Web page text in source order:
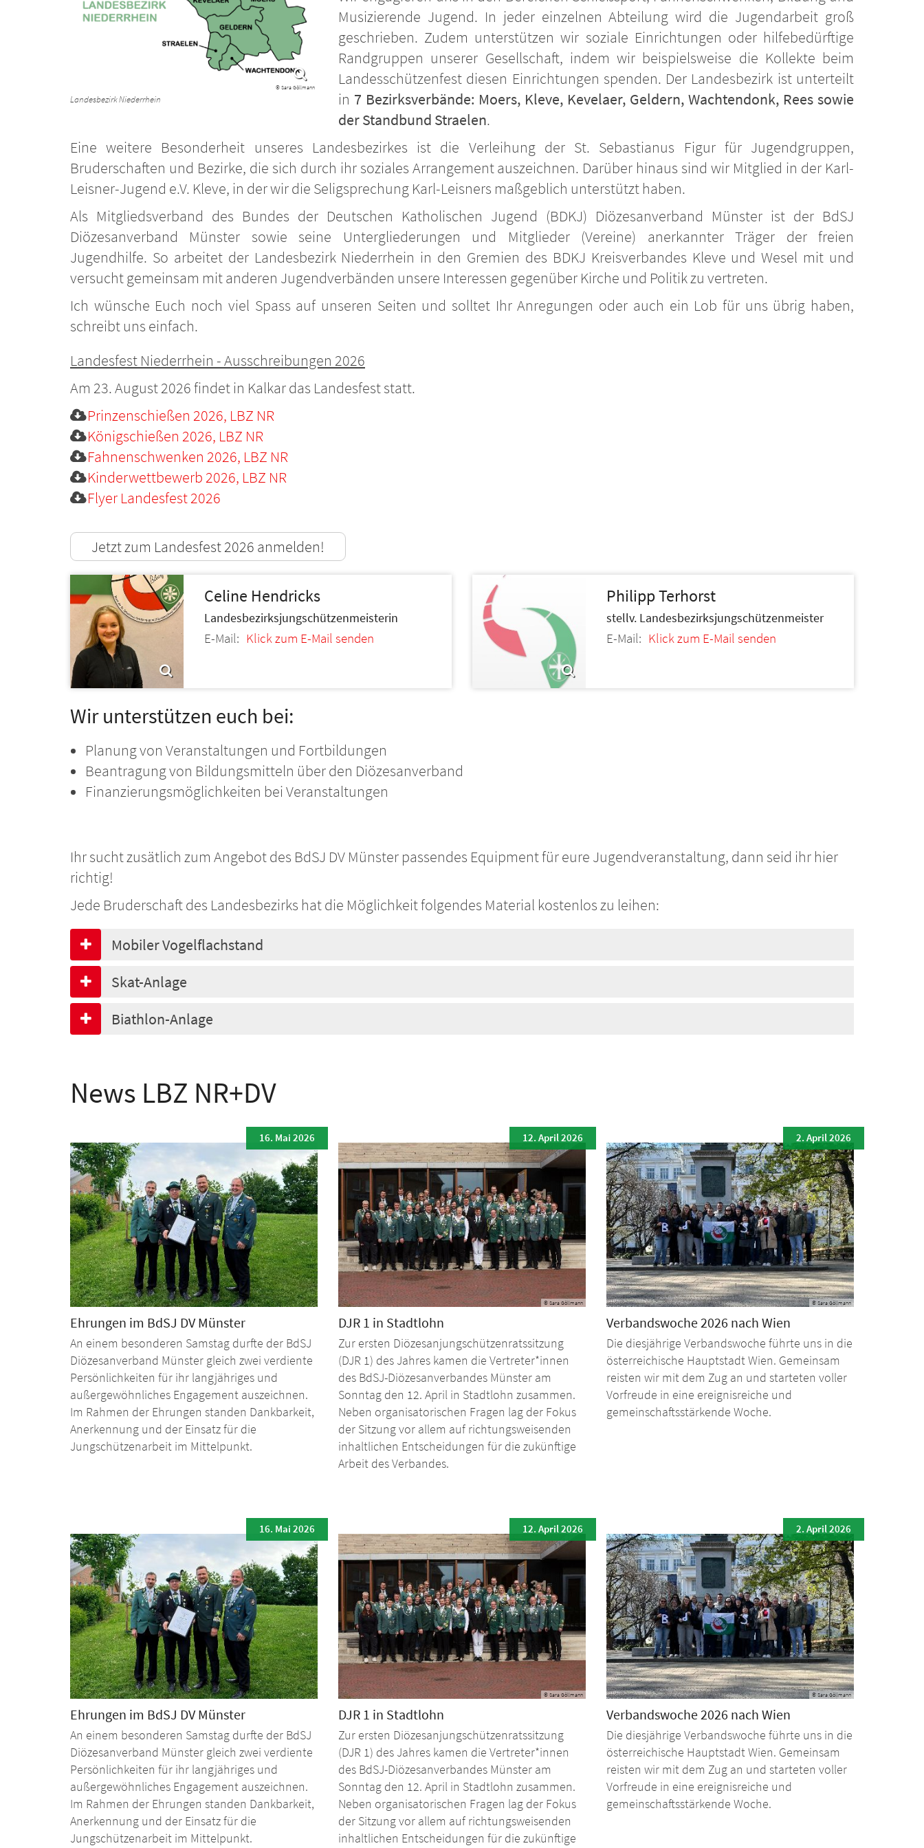
© Sara Göllmann
Landesbezirk Niederrhein
Musizierende Jugend. In jeder einzelnen Abteilung wird die Jugendarbeit groß
geschrieben. Zudem unterstützen wir soziale Einrichtungen oder hilfebedürftige
Randgruppen unserer Gesellschaft, indem wir beispielsweise die Kollekte beim
Landesschützenfest diesen Einrichtungen spenden. Der Landesbezirk ist unterteilt
in 7 Bezirksverbände: Moers, Kleve, Kevelaer, Geldern, Wachtendonk, Rees sowie
der Standbund Straelen.
Eine weitere Besonderheit unseres Landesbezirkes ist die Verleihung der St. Sebastianus Figur für Jugendgruppen,
Bruderschaften und Bezirke, die sich durch ihr soziales Arrangement auszeichnen. Darüber hinaus sind wir Mitglied in der Karl-
Leisner-Jugend e.V. Kleve, in der wir die Seligsprechung Karl-Leisners maßgeblich unterstützt haben.
Als Mitgliedsverband des Bundes der Deutschen Katholischen Jugend (BDKJ) Diözesanverband Münster ist der BdSJ
Diözesanverband Münster sowie seine Untergliederungen und Mitglieder (Vereine) anerkannter Träger der freien
Jugendhilfe. So arbeitet der Landesbezirk Niederrhein in den Gremien des BDKJ Kreisverbandes Kleve und Wesel mit und
versucht gemeinsam mit anderen Jugendverbänden unsere Interessen gegenüber Kirche und Politik zu vertreten.
Ich wünsche Euch noch viel Spass auf unseren Seiten und solltet Ihr Anregungen oder auch ein Lob für uns übrig haben,
schreibt uns einfach.
Landesfest Niederrhein - Ausschreibungen 2026
Am 23. August 2026 findet in Kalkar das Landesfest statt.
Prinzenschießen 2026, LBZ NR
Königschießen 2026, LBZ NR
Fahnenschwenken 2026, LBZ NR
Kinderwettbewerb 2026, LBZ NR
Flyer Landesfest 2026
Jetzt zum Landesfest 2026 anmelden!
Celine Hendricks
Landesbezirksjungschützenmeisterin
E-Mail: Klick zum E-Mail senden
PhilippTerhorst
stellv. Landesbezirksjungschützenmeister
E-Mail: Klick zum E-Mail senden
Wir unterstützen euch bei:
Planung von Veranstaltungen und Fortbildungen
Beantragung von Bildungsmitteln über den Diözesanverband
Finanzierungsmöglichkeiten bei Veranstaltungen
Ihr sucht zusätlich zum Angebot des BdSJ DV Münster passendes Equipment für eure Jugendveranstaltung, dann seid ihr hier
richtig!
Jede Bruderschaft des Landesbezirks hat die Möglichkeit folgendes Material kostenlos zu leihen:
Mobiler Vogelflachstand
Skat-Anlage
Biathlon-Anlage
News LBZ NR+DV
Ehrungen im BdSJ DV Münster
16. Mai 2026
An einem besonderen Samstag durfte der BdSJ
Diözesanverband Münster gleich zwei verdiente
Persönlichkeiten für ihr langjähriges und
außergewöhnliches Engagement auszeichnen.
Im Rahmen der Ehrungen standen Dankbarkeit,
Anerkennung und der Einsatz für die
Jungschützenarbeit im Mittelpunkt.
© Sara Göllmann
DJR 1 in Stadtlohn
12. April 2026
Zur ersten Diözesanjungschützenratssitzung
(DJR 1) des Jahres kamen die Vertreter*innen
des BdSJ-Diözesanverbandes Münster am
Sonntag den 12. April in Stadtlohn zusammen.
Neben organisatorischen Fragen lag der Fokus
der Sitzung vor allem auf richtungsweisenden
inhaltlichen Entscheidungen für die zukünftige
Arbeit des Verbandes.
© Sara Göllmann
Verbandswoche 2026 nach Wien
2. April 2026
Die diesjährige Verbandswoche führte uns in die
österreichische Hauptstadt Wien. Gemeinsam
reisten wir mit dem Zug an und starteten voller
Vorfreude in eine ereignisreiche und
gemeinschaftsstärkende Woche.
Ehrungen im BdSJ DV Münster
16. Mai 2026
An einem besonderen Samstag durfte der BdSJ
Diözesanverband Münster gleich zwei verdiente
Persönlichkeiten für ihr langjähriges und
außergewöhnliches Engagement auszeichnen.
Im Rahmen der Ehrungen standen Dankbarkeit,
Anerkennung und der Einsatz für die
Jungschützenarbeit im Mittelpunkt.
© Sara Göllmann
DJR 1 in Stadtlohn
12. April 2026
Zur ersten Diözesanjungschützenratssitzung
(DJR 1) des Jahres kamen die Vertreter*innen
des BdSJ-Diözesanverbandes Münster am
Sonntag den 12. April in Stadtlohn zusammen.
Neben organisatorischen Fragen lag der Fokus
der Sitzung vor allem auf richtungsweisenden
inhaltlichen Entscheidungen für die zukünftige
© Sara Göllmann
Verbandswoche 2026 nach Wien
2. April 2026
Die diesjährige Verbandswoche führte uns in die
österreichische Hauptstadt Wien. Gemeinsam
reisten wir mit dem Zug an und starteten voller
Vorfreude in eine ereignisreiche und
gemeinschaftsstärkende Woche.